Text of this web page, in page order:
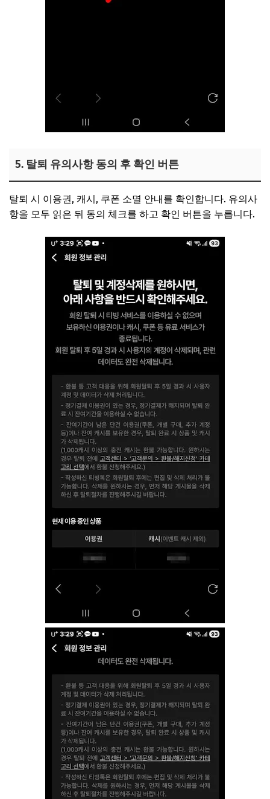
5. 탈퇴 유의사항 동의 후 확인 버튼
탈퇴 시 이용권, 캐시, 쿠폰 소멸 안내를 확인합니다. 유의사
항을 모두 읽은 뒤 동의 체크를 하고 확인 버튼을 누릅니다.